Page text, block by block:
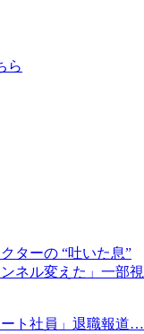
ターの “吐いた息”
ネル変えた」一部視
ト社員」退職報道…